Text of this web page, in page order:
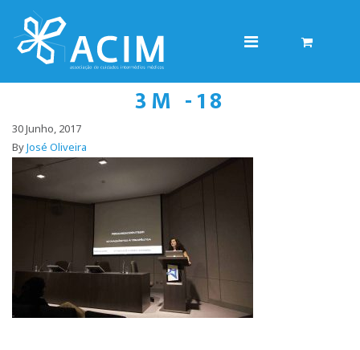
3M -18
30 Junho, 2017
ByJosé Oliveira